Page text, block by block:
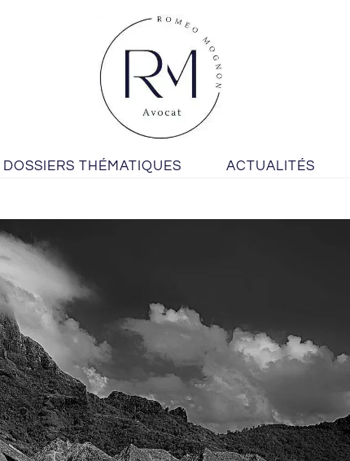
DOSSIERS THÉMATIQUES ACTUALITÉS